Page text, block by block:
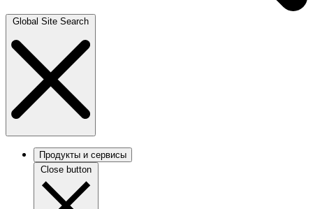
Global Site Search
Продукты и сервисы
Close button